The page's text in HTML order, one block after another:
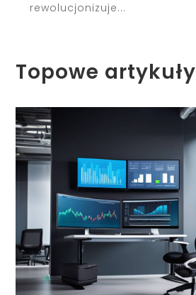
rewolucjonizuje...
Topowe artykuły